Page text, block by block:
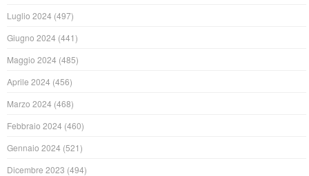
Luglio 2024 (497)
Giugno 2024 (441)
Maggio 2024 (485)
Aprile 2024 (456)
Marzo 2024 (468)
Febbraio 2024 (460)
Gennaio 2024 (521)
Dicembre 2023 (494)